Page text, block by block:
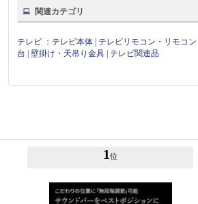
関連カテゴリ
テレビ ： テレビ本体 テレビリモコン・リモコン
台 |壁掛け・天吊り金具 テレビ関連品
1 位